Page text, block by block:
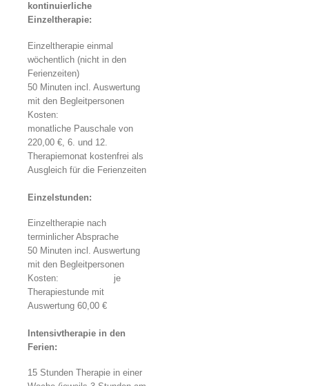
kontinuierliche
Einzeltherapie:
Einzeltherapie einmal
wöchentlich (nicht in den
Ferienzeiten)
50 Minuten incl. Auswertung
mit den Begleitpersonen
Kosten:
monatliche Pauschale von
220,00 €, 6. und 12.
Therapiemonat kostenfrei als
Ausgleich für die Ferienzeiten
Einzelstunden:
Einzeltherapie nach
terminlicher Absprache
50 Minuten incl. Auswertung
mit den Begleitpersonen
Kosten: je
Therapiestunde mit
Auswertung 60,00 €
Intensivtherapie in den
Ferien:
15 Stunden Therapie in einer